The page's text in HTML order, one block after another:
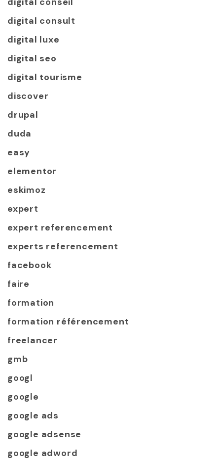
digital consult
digital luxe
digital seo
digital tourisme
discover
drupal
duda
easy
elementor
eskimoz
expert
expert referencement
experts referencement
facebook
faire
formation
formation référencement
freelancer
gmb
googl
google
google ads
google adsense
google adword